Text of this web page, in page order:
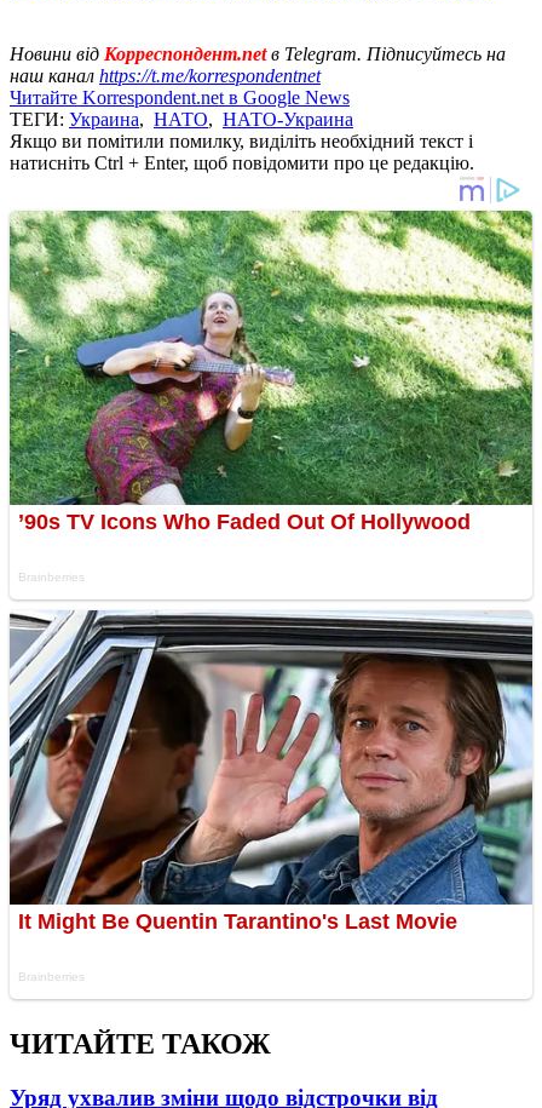
Новини від Корреспондент.netв Telegram. Підписуйтесь на
наш канал https://t.me/korrespondentnet
Читайте Korrespondent.net в Google News
ТЕГИ: Украина, НАТО, НАТО-Украина
Якщо ви помітили помилку, виділіть необхідний текст і
натисніть Ctrl + Enter, щоб повідомити про це редакцію.
ЧИТАЙТЕ ТАКОЖ
Уряд ухвалив зміни щодо відстрочки від